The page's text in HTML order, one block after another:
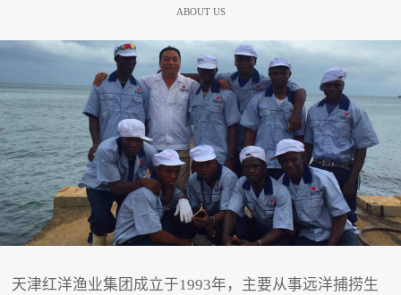
ABOUT US
天津红洋渔业集团成立于1993年，主要从事远洋捕捞生